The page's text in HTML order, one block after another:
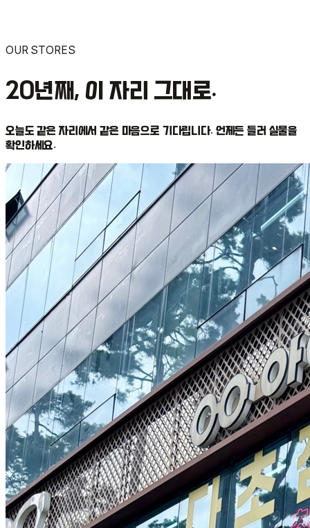
OUR STORES
20년째, 이 자리 그대로.
오늘도 같은 자리에서 같은 마음으로 기다립니다. 언제든 들러 실물을
확인하세요.